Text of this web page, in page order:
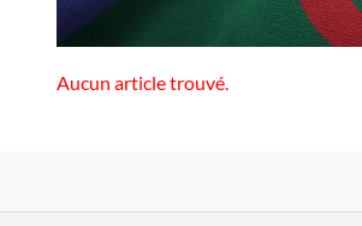
Aucun article trouvé.